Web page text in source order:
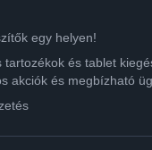
egy helyen!
és tablet
akciók és megbízható